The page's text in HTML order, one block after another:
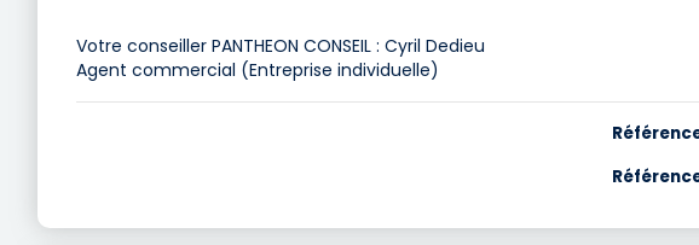
Votre conseiller PANTHEON CONSEIL : Cyril Dedieu
Agent commercial (Entreprise individuelle)